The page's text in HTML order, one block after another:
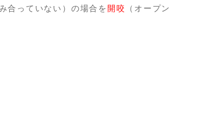
合っていない）の場合を 開咬
（オープン